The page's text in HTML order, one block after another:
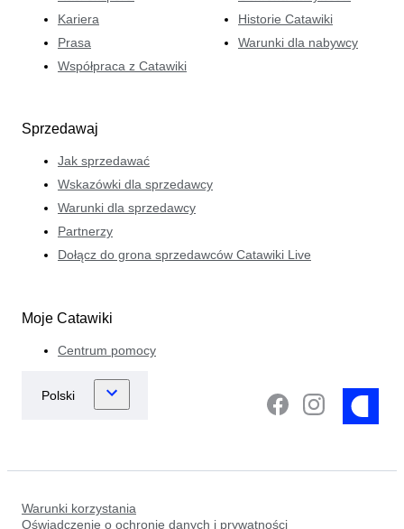
Kariera
Prasa
Współpraca z Catawiki
Historie Catawiki
Warunki dla nabywcy
Sprzedawaj
Jak sprzedawać
Wskazówki dla sprzedawcy
Warunki dla sprzedawcy
Partnerzy
Dołącz do grona sprzedawców Catawiki Live
Moje Catawiki
Centrum pomocy
Warunki korzystania
Oświadczenie o ochronie danych i prywatności